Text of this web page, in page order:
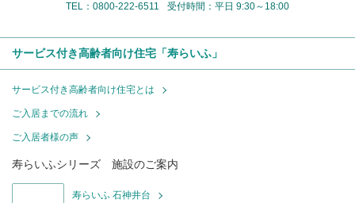
TEL：0800-222-6511
受付時間：平日 9:30～18:00
サービス付き高齢者向け住宅「寿らいふ」
サービス付き高齢者向け住宅とは
ご入居までの流れ
ご入居者様の声
寿らいふシリーズ 施設のご案内
寿らいふ 石神井台